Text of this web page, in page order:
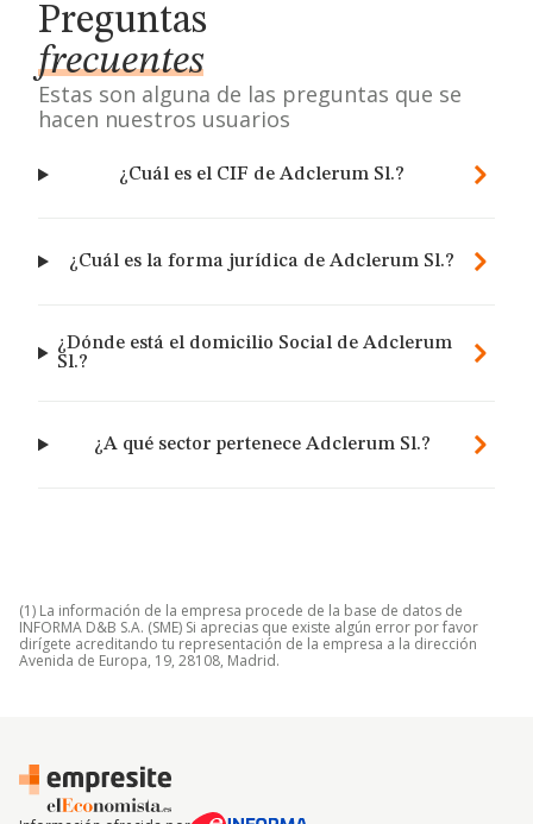
Preguntas
frecuentes
Estas son alguna de las preguntas que se
hacen nuestros usuarios
¿Cuál es el CIF de Adclerum Sl.?
¿Cuál es la forma jurídica de Adclerum Sl.?
¿Dónde está el domicilio Social de Adclerum
Sl.?
¿A qué sector pertenece Adclerum Sl.?
(1) La información de la empresa procede de la base de datos de
INFORMA D&B S.A. (SME) Si aprecias que existe algún error por favor
dirígete acreditando tu representación de la empresa a la dirección
Avenida de Europa, 19, 28108, Madrid.